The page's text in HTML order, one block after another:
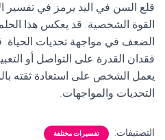
قلع السن في اليد يرمز في تفسير
القوة الشخصية. قد يعكس هذا
الضعف في مواجهة تحديات
فقدان القدرة على التواصل أو
يعمل الشخص على استعادة ثقته
التحديات والمواجهات.
التصنيفات: تفسيرات مختلفة